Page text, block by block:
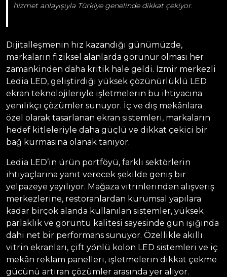
hizmet anlayışıyla Türkiye genelinde dikkat çekiyor.
Dijitalleşmenin hız kazandığı günümüzde,
markaların fiziksel alanlarda görünür olması her
zamankinden daha kritik hale geldi. İzmir merkezli
Ledia LED, geliştirdiği yüksek çözünürlüklü LED
ekran teknolojileriyle işletmelerin bu ihtiyacına
yenilikçi çözümler sunuyor. İç ve dış mekânlara
özel olarak tasarlanan ekran sistemleri, markaların
hedef kitleleriyle daha güçlü ve dikkat çekici bir
bağ kurmasına olanak tanıyor.
Ledia LED’in ürün portföyü, farklı sektörlerin
ihtiyaçlarına yanıt verecek şekilde geniş bir
yelpazeye yayılıyor. Mağaza vitrinlerinden alışveriş
merkezlerine, restoranlardan kurumsal yapılara
kadar birçok alanda kullanılan sistemler, yüksek
parlaklık ve görüntü kalitesi sayesinde gün ışığında
dahi net bir performans sunuyor. Özellikle akıllı
vitrin ekranları, çift yönlü kolon LED sistemleri ve iç
mekân reklam panelleri, işletmelerin dikkat çekme
gücünü artıran çözümler arasında yer alıyor.